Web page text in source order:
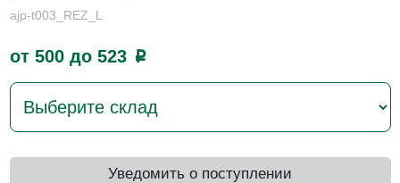
ajp-t003_REZ_L
от 500 до 523 p
Уведомить о поступлении